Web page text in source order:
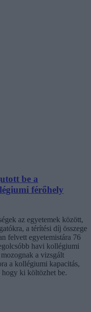
be a
férőhely
az egyetemek között,
a térítési díj összege
felvett egyetemistára 76
havi kollégiumi
a vizsgált
a kollégiumi kapacitás,
ki költözhet be.